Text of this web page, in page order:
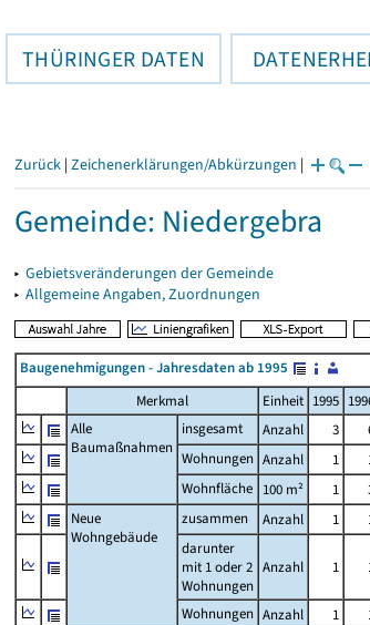
THÜRINGER DATEN
Zurück | Zeichenerklärungen/Abkürzungen |
Gemeinde: Niedergebra
▸ Gebietsveränderungen der Gemeinde
▸ Allgemeine Angaben, Zuordnungen
Baugenehmigungen - Jahresdaten ab 1995
Merkmal
Einheit 1995
Alle
Baumaßnahmen
insgesamt Anzahl 3
Wohnungen Anzahl 1
Wohnfläche 100 m² 1
Neue
Wohngebäude
zusammen Anzahl 1
darunter
mit 1 oder 2
Wohnungen
Anzahl 1
Wohnungen Anzahl 1